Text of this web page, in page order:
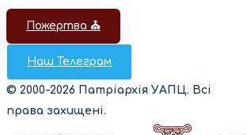
Пожертва ⛪️
Наш Телеграм
© 2000-2026 Патріархія УАПЦ. Всі
права захищені.